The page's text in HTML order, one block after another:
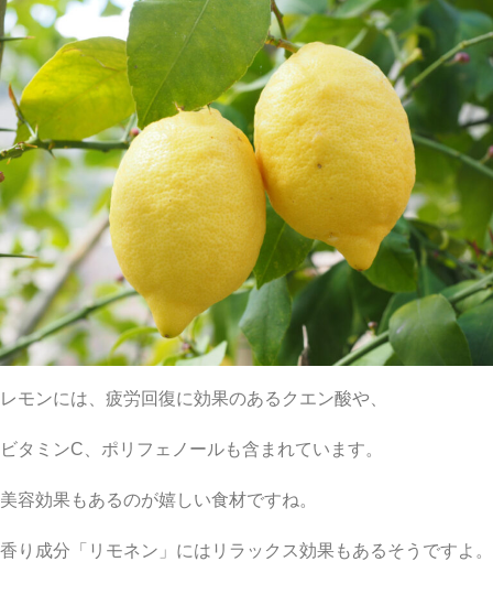
レモンには、疲労回復に効果のあるクエン酸や、
ビタミンC、ポリフェノールも含まれています。
美容効果もあるのが嬉しい食材ですね。
香り成分「リモネン」にはリラックス効果もあるそうですよ。